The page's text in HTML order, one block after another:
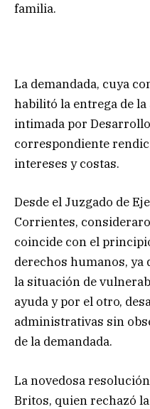
familia.
La demandada, cuya
habilitó la entrega de
intimada por
correspondiente
intereses y costas.
Desde el Juzgado de
Corrientes,
coincide con el
derechos humanos, ya
la situación de
ayuda y por el otro,
administrativas sin
de la demandada.
La novedosa
Britos, quien rechazó